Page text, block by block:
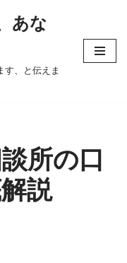
あな
す、と伝えま
所の口
説